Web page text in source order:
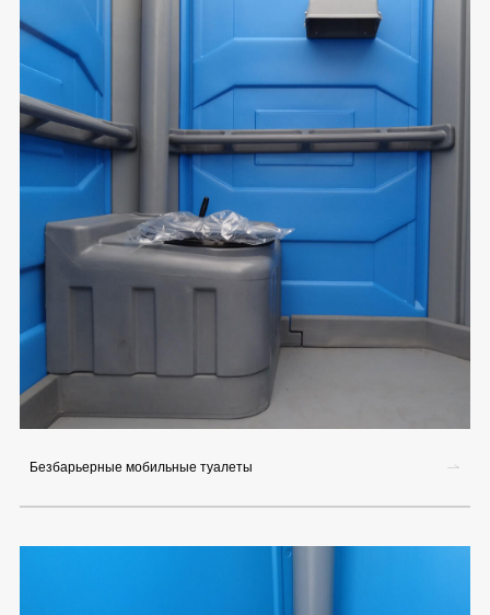
Безбарьерные мобильные туалеты